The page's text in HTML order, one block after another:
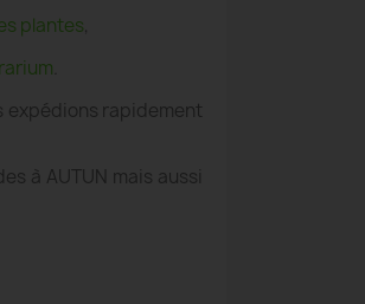
plantes,
expédions rapidement
à AUTUN mais aussi